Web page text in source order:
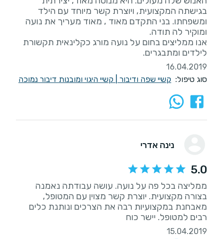
בגישתה המקצועית, ויוצרת קשר מיוחד עם הילד
ומשפחתו. בני התקדם מאוד , מאוד מעריך את נועה
אנו ממליצים בחום על נועה מורג כקלינאית תקשורת
לילדים ומתבגרים.
16.04.2019
סוג טיפול: קשיי שפה ודיבור קשיי היגוי ומובנות דיבור נמוכה
נינה אדרי
5.0
ממליצה בכל פה על נועה. עושה עבודתה נאמנה
בצורה מקצועית. יוצרת קשר מצוין עם המטופל,
מאבחנת במקצועיות רבה את הצרכים ונותנת כלים
רבים למטופל. יישר כוח
15.04.2019